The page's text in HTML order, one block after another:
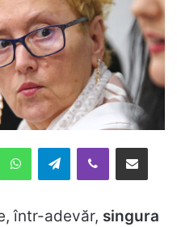
WhatsAppTelegramViber Distribuie prin mail
într-adevăr, singura